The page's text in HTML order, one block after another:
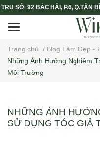
TRỤ SỞ: 92 BẮC HẢI, P.6, Q.TÂN
Trang chủ / Blog Làm Đẹp -
Những Ảnh Hưởng Nghiêm
Môi Trường
NHỮNG ẢNH
SỬ DỤNG TÓC GIẢ